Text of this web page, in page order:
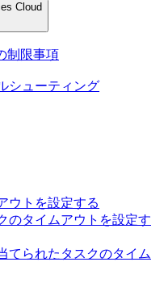
Cloud
制限事項
シューティング
ウトを設定する
のタイムアウトを設定す
てられたタスクのタイム